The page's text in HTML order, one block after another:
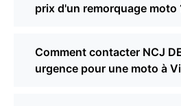
prix d'un remorquage moto
Comment contacter NCJ
urgence pour une moto à